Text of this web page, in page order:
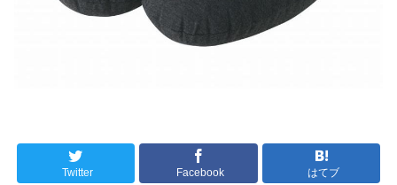
Twitter Facebook はてブ